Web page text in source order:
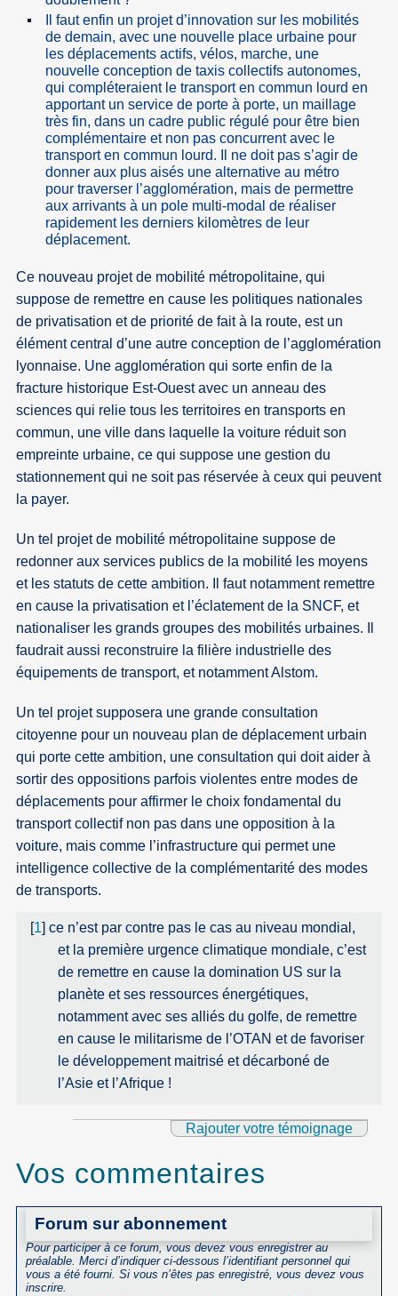
Il faut enfin un projet d’innovation sur les mobilités
de demain, avec une nouvelle place urbaine pour
les déplacements actifs, vélos, marche, une
nouvelle conception de taxis collectifs autonomes,
qui compléteraient le transport en commun lourd en
apportant un service de porte à porte, un maillage
très fin, dans un cadre public régulé pour être bien
complémentaire et non pas concurrent avec le
transport en commun lourd. Il ne doit pas s’agir de
donner aux plus aisés une alternative au métro
pour traverser l’agglomération, mais de permettre
aux arrivants à un pole multi-modal de réaliser
rapidement les derniers kilomètres de leur
déplacement.
Ce nouveau projet de mobilité métropolitaine, qui
suppose de remettre en cause les politiques nationales
de privatisation et de priorité de fait à la route, est un
élément central d’une autre conception de l’agglomération
lyonnaise. Une agglomération qui sorte enfin de la
fracture historique Est-Ouest avec un anneau des
sciences qui relie tous les territoires en transports en
commun, une ville dans laquelle la voiture réduit son
empreinte urbaine, ce qui suppose une gestion du
stationnement qui ne soit pas réservée à ceux qui peuvent
la payer.
Un tel projet de mobilité métropolitaine suppose de
redonner aux services publics de la mobilité les moyens
et les statuts de cette ambition. Il faut notamment remettre
en cause la privatisation et l’éclatement de la SNCF, et
nationaliser les grands groupes des mobilités urbaines. Il
faudrait aussi reconstruire la filière industrielle des
équipements de transport, et notamment Alstom.
Un tel projet supposera une grande consultation
citoyenne pour un nouveau plan de déplacement urbain
qui porte cette ambition, une consultation qui doit aider à
sortir des oppositions parfois violentes entre modes de
déplacements pour affirmer le choix fondamental du
transport collectif non pas dans une opposition à la
voiture, mais comme l’infrastructure qui permet une
intelligence collective de la complémentarité des modes
de transports.
[1]ce n’est par contre pas le cas au niveau mondial,
et la première urgence climatique mondiale, c’est
de remettre en cause la domination US sur la
planète et ses ressources énergétiques,
notamment avec ses alliés du golfe, de remettre
en cause le militarisme de l’OTAN et de favoriser
le développement maitrisé et décarboné de
l’Asie et l’Afrique !
Rajouter votre témoignage
Vos commentaires
Forum sur abonnement
Pour participer à ce forum, vous devez vous enregistrer au
préalable. Merci d’indiquer ci-dessous l’identifiant personnel qui
vous a été fourni. Si vous n’êtes pas enregistré, vous devez vous
inscrire.